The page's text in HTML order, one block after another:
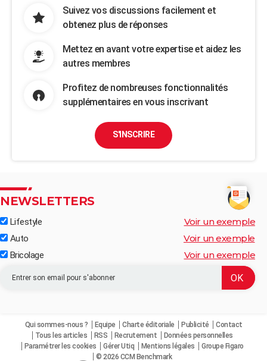
Suivez vos discussions facilement et
obtenez plus de réponses
Mettez en avant votre expertise et aidez les
autres membres
Profitez de nombreuses fonctionnalités
supplémentaires en vous inscrivant
S'INSCRIRE
NEWSLETTERS
Lifestyle Voir un exemple
Auto Voir un exemple
Bricolage Voir un exemple
Qui sommes-nous ? Equipe Charte éditoriale Publicité
Contact
Tous les articles
RSS Recrutement
Données personnelles
Paramétrer les cookies
Gérer Utiq Mentions légales
Groupe Figaro
© 2026 CCM Benchmark